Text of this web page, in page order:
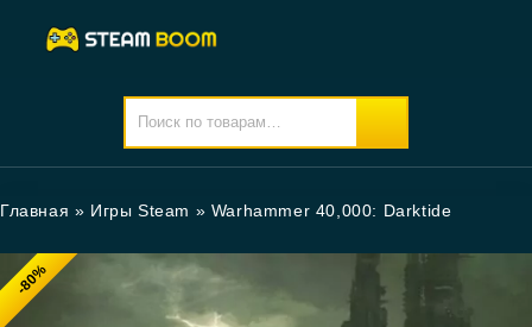
Главная » Игры Steam » Warhammer 40,000: Darktide
-80%